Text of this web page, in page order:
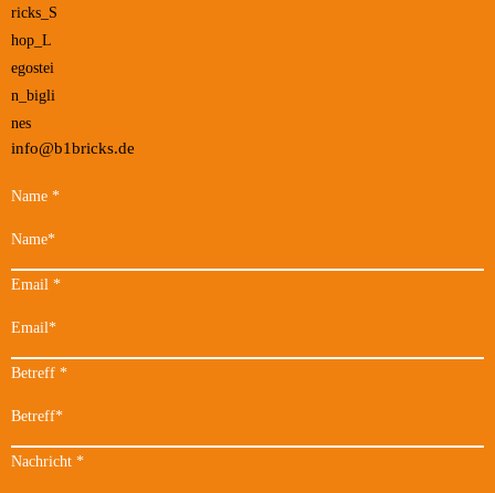
info@b1bricks.de
Name *
Email *
Betreff *
Nachricht *